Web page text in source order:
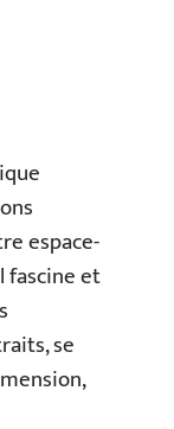
espace-
et
se